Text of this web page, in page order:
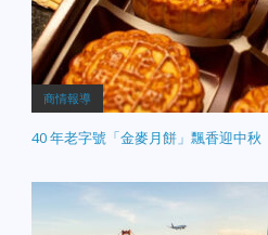
商情報導
40 年老字號「金麥月餅」飄香迎中秋